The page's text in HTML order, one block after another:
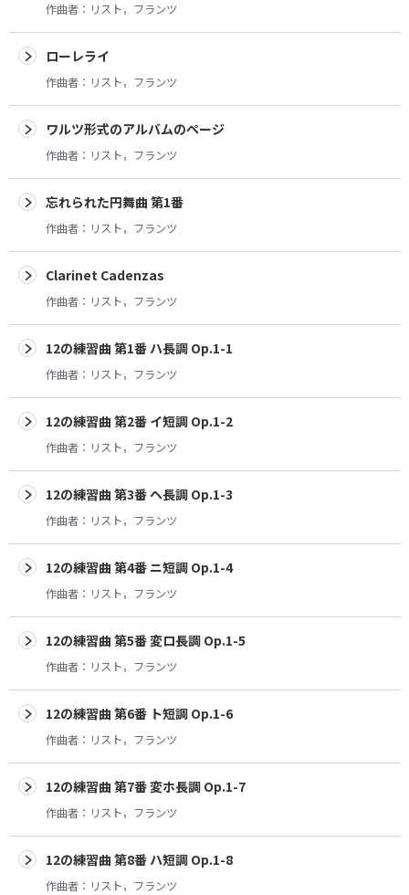
作曲者： リスト，フランツ
ローレライ
作曲者： リスト，フランツ
ワルツ形式のアルバムのページ
作曲者： リスト，フランツ
忘れられた円舞曲 第1番
作曲者： リスト，フランツ
Clarinet Cadenzas
作曲者： リスト，フランツ
12の練習曲 第1番 ハ長調 Op.1-1
作曲者： リスト，フランツ
12の練習曲 第2番 イ短調 Op.1-2
作曲者： リスト，フランツ
12の練習曲 第3番 ヘ長調 Op.1-3
作曲者： リスト，フランツ
12の練習曲 第4番 ニ短調 Op.1-4
作曲者： リスト，フランツ
12の練習曲 第5番 変ロ長調 Op.1-5
作曲者： リスト，フランツ
12の練習曲 第6番 ト短調 Op.1-6
作曲者： リスト，フランツ
12の練習曲 第7番 変ホ長調 Op.1-7
作曲者： リスト，フランツ
12の練習曲 第8番 ハ短調 Op.1-8
作曲者： リスト，フランツ